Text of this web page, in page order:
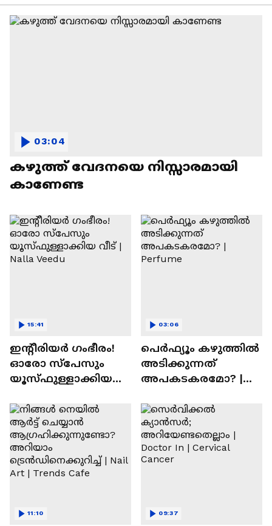
കഴുത്ത് വേദനയെ നിസ്സാരമായി
കാണേണ്ട
03:04
ഇന്റീരിയർ ഗംഭീരം!
ഓരോ സ്‌പേസും
യൂസ്ഫുള്ളാക്കിയ
15:41
പെർഫ്യൂം കഴുത്തിൽ
അടിക്കുന്നത്
അപകടകരമോ? |
03:06
11:10 09:37